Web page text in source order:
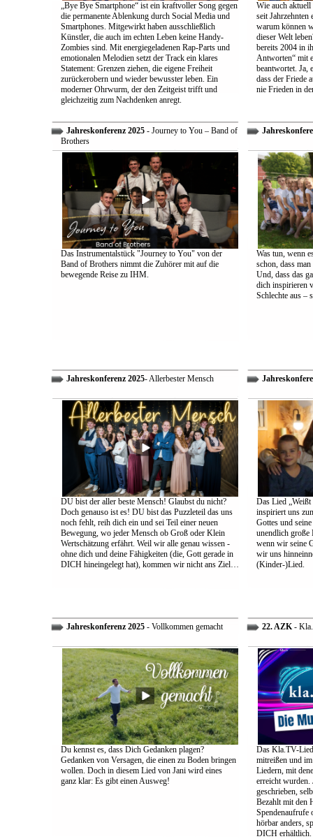
„Bye Bye Smartphone“ ist ein kraftvoller Song gegen
die permanente Ablenkung durch Social Media und
Smartphones. Mitgewirkt haben ausschließlich
Künstler, die auch im echten Leben keine Handy-
Zombies sind. Mit energiegeladenen Rap-Parts und
emotionalen Melodien setzt der Track ein klares
Statement: Grenzen ziehen, die eigene Freiheit
zurückerobern und wieder bewusster leben. Ein
moderner Ohrwurm, der den Zeitgeist trifft und
gleichzeitig zum Nachdenken anregt.
Wie auch
seit Jahrzehnten
warum können
dieser Welt
bereits 2004 in
Antworten“ mit
beantwortet. Ja,
dass der Friede
nie Frieden in
Jahreskonferenz 2025- Journey to You – Band of
Brothers
Das Instrumentalstück "Journey to You" von der
Band of Brothers nimmt die Zuhörer mit auf die
bewegende Reise zu IHM.
Was tun, wenn
schon, dass
Und, dass das
dich inspirieren
Schlechte aus –
Jahreskonferenz 2025- Allerbester Mensch
DU bist der aller beste Mensch! Glaubst du nicht?
Doch genauso ist es! DU bist das Puzzleteil das uns
noch fehlt, reih dich ein und sei Teil einer neuen
Bewegung, wo jeder Mensch ob Groß oder Klein
Wertschätzung erfährt. Weil wir alle genau wissen -
ohne dich und deine Fähigkeiten (die, Gott gerade in
DICH hineingelegt hat), kommen wir nicht ans Ziel…
Das Lied
inspiriert uns
Gottes und
unendlich große
wenn wir seine
wir uns
(Kinder-)Lied.
Jahreskonferenz 2025- Vollkommen gemacht
Du kennst es, dass Dich Gedanken plagen?
Gedanken von Versagen, die einen zu Boden bringen
wollen. Doch in diesem Lied von Jani wird eines
ganz klar: Es gibt einen Ausweg!
22. AZK-
Das Kla.TV-
mitreißen und
Liedern, mit
erreicht wurden.
geschrieben,
Bezahlt mit den
Spendenaufrufe
hörbar anders,
DICH erhältlich.